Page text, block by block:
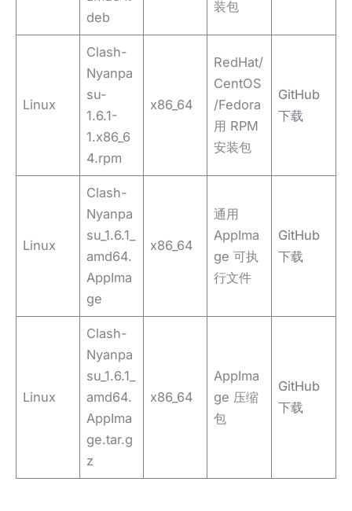
deb
装包
Linux
Clash-
Nyanpa
su-
1.6.1-
1.x86_6
4.rpm
x86_64
RedHat/
CentOS
/Fedora
用 RPM
安装包
GitHub
下载
Linux
Clash-
Nyanpa
su_1.6.1_
amd64.
AppIma
ge
x86_64
通用
AppIma
ge 可执
行文件
GitHub
下载
Linux
Clash-
Nyanpa
su_1.6.1_
amd64.
AppIma
ge.tar.g
z
x86_64
AppIma
ge 压缩
包
GitHub
下载